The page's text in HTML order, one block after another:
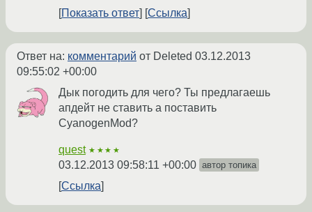
Показать ответ
Ссылка
Ответ на: комментарий от Deleted 03.12.2013
09:55:02 +00:00
Дык погодить для чего? Ты предлагаешь
апдейт не ставить а поставить
CyanogenMod?
quest ★★★★
03.12.2013 09:58:11 +00:00 автор топика
Ссылка